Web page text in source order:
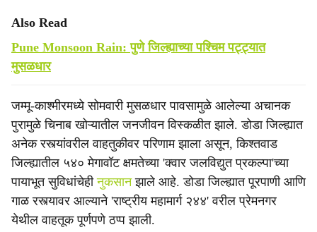
Also Read
Pune Monsoon Rain: पुणे जिल्ह्याच्या पश्‍चिम पट्ट्यात
मुसळधार
जम्मू-काश्मीरमध्ये सोमवारी मुसळधार पावसामुळे आलेल्या अचानक
पुरामुळे चिनाब खोऱ्यातील जनजीवन विस्कळीत झाले. डोडा जिल्ह्यात
अनेक रस्त्यांवरील वाहतुकीवर परिणाम झाला असून, किश्तवाड
जिल्ह्यातील ५४० मेगावॉट क्षमतेच्या 'क्वार जलविद्युत प्रकल्पा'च्या
पायाभूत सुविधांचेहीनुकसानझाले आहे. डोडा जिल्ह्यात पूरपाणी आणि
गाळ रस्त्यावर आल्याने 'राष्ट्रीय महामार्ग २४४' वरील प्रेमनगर
येथील वाहतूक पूर्णपणे ठप्प झाली.